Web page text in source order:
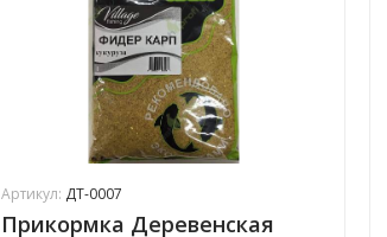
Артикул: ДТ-0007
Прикормка Деревенская